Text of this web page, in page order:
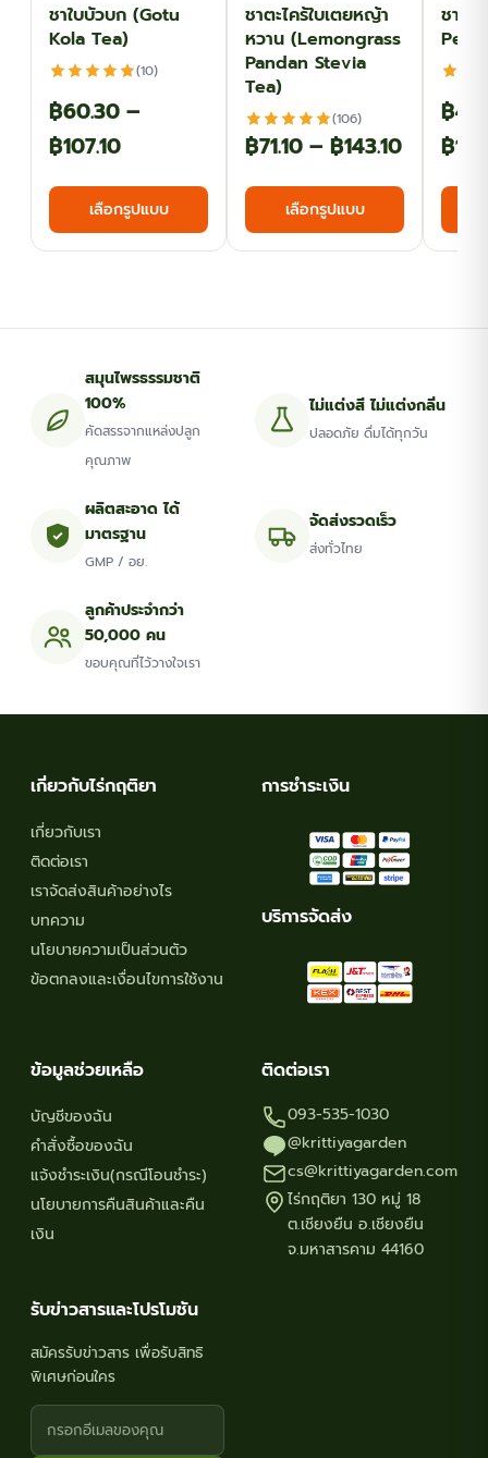
ชาใบบัวบก (Gotu
Kola Tea)
(10)
฿60.30 –
฿107.10Price
range:
฿60.30
through
เลือกรูปแบบ
has
The
product
ชาตะไคร้ใบเตยหญ้า
หวาน (Lemongrass
Pandan Stevia
Tea)
(106)
฿71.10 – ฿143.10Price
range:
through
เลือกรูปแบบ
has
The
be
ชาดา
฿
฿
สมุนไพรธรรมชาติ
100%
คัดสรรจากแหล่งปลูก
คุณภาพ
ไม่แต่งสี ไม่แต่งกลิ่น
ปลอดภัย ดื่มได้ทุกวัน
ผลิตสะอาด ได้
มาตรฐาน
GMP / อย.
จัดส่งรวดเร็ว
ส่งทั่วไทย
ลูกค้าประจำกว่า
50,000 คน
ขอบคุณที่ไว้วางใจเรา
เกี่ยวกับไร่กฤติยา
เกี่ยวกับเรา
ติดต่อเรา
เราจัดส่งสินค้าอย่างไร
บทความ
นโยบายความเป็นส่วนตัว
ข้อตกลงและเงื่อนไขการใช้งาน
การชำระเงิน
บริการจัดส่ง
ข้อมูลช่วยเหลือ
บัญชีของฉัน
คำสั่งซื้อของฉัน
แจ้งชำระเงิน(กรณีโอนชำระ)
นโยบายการคืนสินค้าและคืน
เงิน
ติดต่อเรา
093-535-1030
@krittiyagarden
cs@krittiyagarden.com
ไร่กฤติยา 130 หมู่ 18
ต.เชียงยืน อ.เชียงยืน
จ.มหาสารคาม 44160
รับข่าวสารและโปรโมชัน
สมัครรับข่าวสาร เพื่อรับสิทธิ
พิเศษก่อนใคร